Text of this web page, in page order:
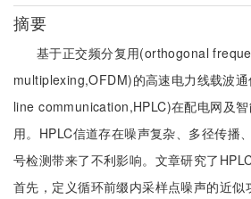
摘要
基于正交频分复用(orthogonal
multiplexing,OFDM)的高速电力线载波
line communication,HPLC)在配电网及
用。HPLC信道存在噪声复杂、多径传播
号检测带来了不利影响。文章研究了
首先，定义循环前缀内采样点噪声的近似